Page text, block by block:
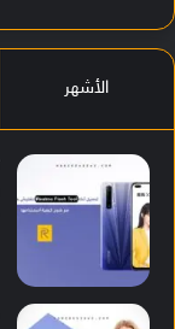
الأشهر